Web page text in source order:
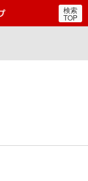
郵便局・日本郵政グルー
検索
TOP